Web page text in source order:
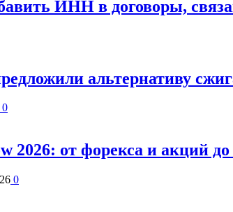
ИНН в договоры,
альтернативу
0
2026: от форекса и акций
0